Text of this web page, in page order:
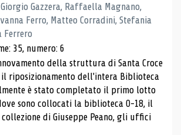
Gazzera, Raffaella Magnano,
Ferro, Matteo Corradini, Stefania
Ferrero
35, numero: 6
della struttura di Santa Croce
il riposizionamento dell'intera Biblioteca
è stato completato il primo lotto
sono collocati la biblioteca 0-18, il
di Giuseppe Peano, gli uffici